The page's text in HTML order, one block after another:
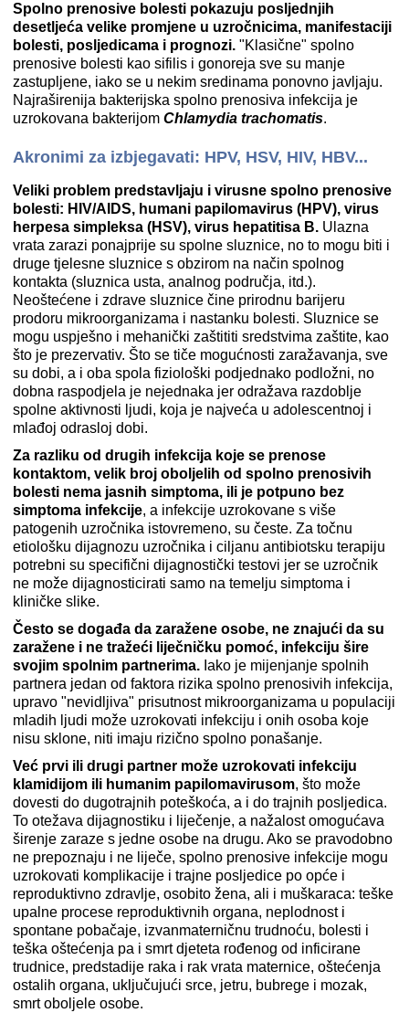
Spolno prenosive bolesti pokazuju posljednjih
desetljeća velike promjene u uzročnicima, manifestaciji
bolesti, posljedicama i prognozi. "Klasične" spolno
prenosive bolesti kao sifilis i gonoreja sve su manje
zastupljene, iako se u nekim sredinama ponovno javljaju.
Najraširenija bakterijska spolno prenosiva infekcija je
uzrokovana bakterijom Chlamydia trachomatis.
Akronimi za izbjegavati: HPV, HSV, HIV, HBV...
Veliki problem predstavljaju i virusne spolno prenosive
bolesti: HIV/AIDS, humani papilomavirus (HPV), virus
herpesa simpleksa (HSV), virus hepatitisa B. Ulazna
vrata zarazi ponajprije su spolne sluznice, no to mogu biti i
druge tjelesne sluznice s obzirom na način spolnog
kontakta (sluznica usta, analnog područja, itd.).
Neoštećene i zdrave sluznice čine prirodnu barijeru
prodoru mikroorganizama i nastanku bolesti. Sluznice se
mogu uspješno i mehanički zaštititi sredstvima zaštite, kao
što je prezervativ. Što se tiče mogućnosti zaražavanja, sve
su dobi, a i oba spola fiziološki podjednako podložni, no
dobna raspodjela je nejednaka jer odražava razdoblje
spolne aktivnosti ljudi, koja je najveća u adolescentnoj i
mlađoj odrasloj dobi.
Za razliku od drugih infekcija koje se prenose
kontaktom, velik broj oboljelih od spolno prenosivih
bolesti nema jasnih simptoma, ili je potpuno bez
simptoma infekcije, a infekcije uzrokovane s više
patogenih uzročnika istovremeno, su česte. Za točnu
etiološku dijagnozu uzročnika i ciljanu antibiotsku terapiju
potrebni su specifični dijagnostički testovi jer se uzročnik
ne može dijagnosticirati samo na temelju simptoma i
kliničke slike.
Često se događa da zaražene osobe, ne znajući da su
zaražene i ne tražeći liječničku pomoć, infekciju šire
svojim spolnim partnerima. Iako je mijenjanje spolnih
partnera jedan od faktora rizika spolno prenosivih infekcija,
upravo "nevidljiva" prisutnost mikroorganizama u populaciji
mladih ljudi može uzrokovati infekciju i onih osoba koje
nisu sklone, niti imaju rizično spolno ponašanje.
Već prvi ili drugi partner može uzrokovati infekciju
klamidijom ili humanim papilomavirusom, što može
dovesti do dugotrajnih poteškoća, a i do trajnih posljedica.
To otežava dijagnostiku i liječenje, a nažalost omogućava
širenje zaraze s jedne osobe na drugu. Ako se pravodobno
ne prepoznaju i ne liječe, spolno prenosive infekcije mogu
uzrokovati komplikacije i trajne posljedice po opće i
reproduktivno zdravlje, osobito žena, ali i muškaraca: teške
upalne procese reproduktivnih organa, neplodnost i
spontane pobačaje, izvanmaterničnu trudnoću, bolesti i
teška oštećenja pa i smrt djeteta rođenog od inficirane
trudnice, predstadije raka i rak vrata maternice, oštećenja
ostalih organa, uključujući srce, jetru, bubrege i mozak,
smrt oboljele osobe.